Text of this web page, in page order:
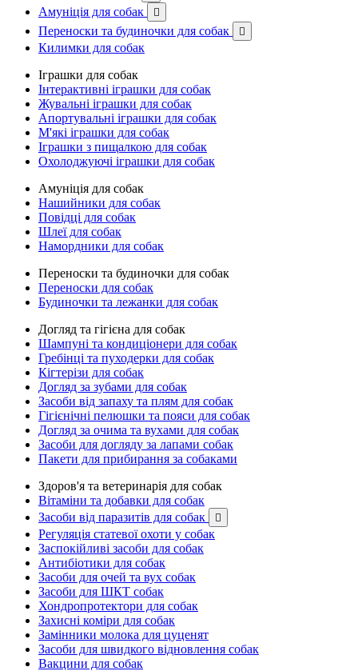
Амуніція для собак 
Переноски та будиночки для собак 
Килимки для собак
Іграшки для собак
Інтерактивні іграшки для собак
Жувальні іграшки для собак
Апортувальні іграшки для собак
М'які іграшки для собак
Іграшки з пищалкою для собак
Охолоджуючі іграшки для собак
Амуніція для собак
Нашийники для собак
Повідці для собак
Шлеї для собак
Намордники для собак
Переноски та будиночки для собак
Переноски для собак
Будиночки та лежанки для собак
Догляд та гігієна для собак
Шампуні та кондиціонери для собак
Гребінці та пуходерки для собак
Кігтерізи для собак
Догляд за зубами для собак
Засоби від запаху та плям для собак
Гігієнічні пелюшки та пояси для собак
Догляд за очима та вухами для собак
Засоби для догляду за лапами собак
Пакети для прибирання за собаками
Здоров'я та ветеринарія для собак
Вітаміни та добавки для собак
Засоби від паразитів для собак

Регуляція статевої охоти у собак
Заспокійливі засоби для собак
Антибіотики для собак
Засоби для очей та вух собак
Засоби для ШКТ собак
Хондропротектори для собак
Захисні коміри для собак
Замінники молока для цуценят
Засоби для швидкого відновлення собак
Вакцини для собак